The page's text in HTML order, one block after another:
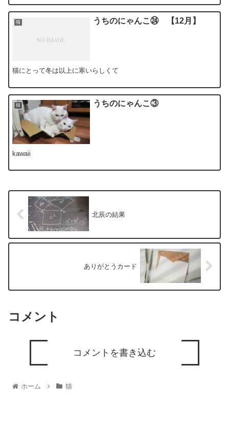
猫 うちのにゃんこ㉔ 【12月】
猫にとって冬は以上に寒いらしくて
猫 うちのにゃんこ③
kawaii
北辰の結果
ありがとうカード
コメント
コメントを書き込む
ホーム 猫